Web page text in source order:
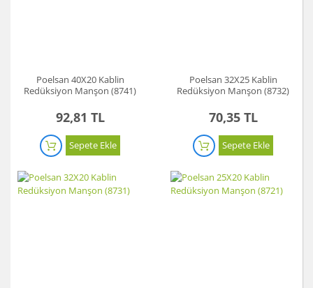
Poelsan 40X20 Kablin
Redüksiyon Manşon (8741)
92,81 TL
Sepete Ekle
Poelsan 32X25 Kablin
Redüksiyon Manşon (8732)
70,35 TL
Sepete Ekle